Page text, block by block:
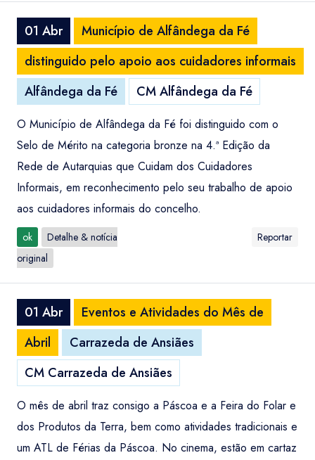
01 Abr
Município de Alfândega da Fé
distinguido pelo apoio aos cuidadores informais
Alfândega da Fé
CM Alfândega da Fé
O Município de Alfândega da Fé foi distinguido com o
Selo de Mérito na categoria bronze na 4.ª Edição da
Rede de Autarquias que Cuidam dos Cuidadores
Informais, em reconhecimento pelo seu trabalho de apoio
aos cuidadores informais do concelho.
ok
Detalhe & notícia
original
Reportar
01 Abr
Eventos e Atividades do Mês de
Abril
Carrazeda de Ansiães
CM Carrazeda de Ansiães
O mês de abril traz consigo a Páscoa e a Feira do Folar e
dos Produtos da Terra, bem como atividades tradicionais e
um ATL de Férias da Páscoa. No cinema, estão em cartaz